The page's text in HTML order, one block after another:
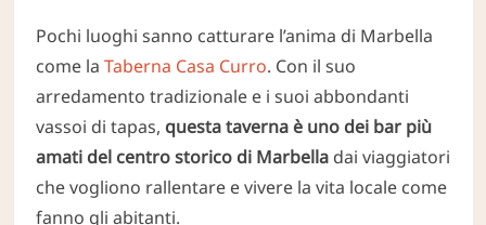
Pochi luoghi sanno catturare l’anima di Marbella
come la Taberna Casa Curro. Con il suo
arredamento tradizionale e i suoi abbondanti
vassoi di tapas, questa taverna è uno dei bar più
amati del centro storico di Marbelladai viaggiatori
che vogliono rallentare e vivere la vita locale come
fanno gli abitanti.